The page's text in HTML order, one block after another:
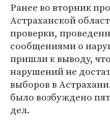
Ранее во вторник
Астраханской
проверки,
сообщениями о
пришли к выводу,
нарушений не
выборов в
было возбуждено
дел.